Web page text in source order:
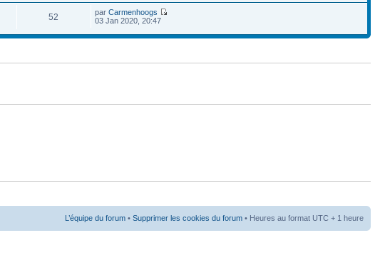
52 parCarmenhoogs
03 Jan 2020, 20:47
L’équipe du forum • Supprimer les cookies du forum • Heures au format UTC + 1 heure